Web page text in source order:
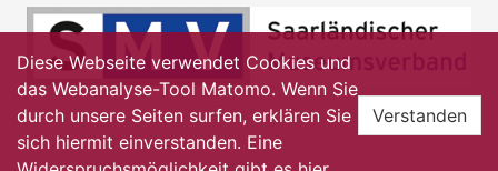
Diese Webseite verwendet Cookies und
das Webanalyse-Tool Matomo. Wenn Sie
durch unsere Seiten surfen, erklären Sie
sich hiermit einverstanden. Eine
Verstanden